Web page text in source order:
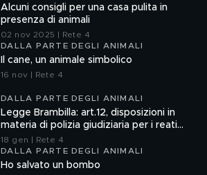
Alcuni consigli per una casa pulita in
presenza di animali
02 nov 2025 | Rete 4
DALLA PARTE DEGLI ANIMALI
Il cane, un animale simbolico
16 nov | Rete 4
DALLA PARTE DEGLI ANIMALI
Legge Brambilla: art.12, disposizioni in
materia di polizia giudiziaria per i reati
contro gli animali
18 gen | Rete 4
DALLA PARTE DEGLI ANIMALI
Ho salvato un bombo